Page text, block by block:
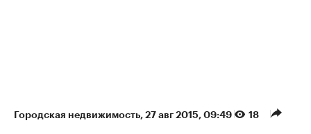
Городская недвижимость⁠, 27 авг 2015, 09:49 18